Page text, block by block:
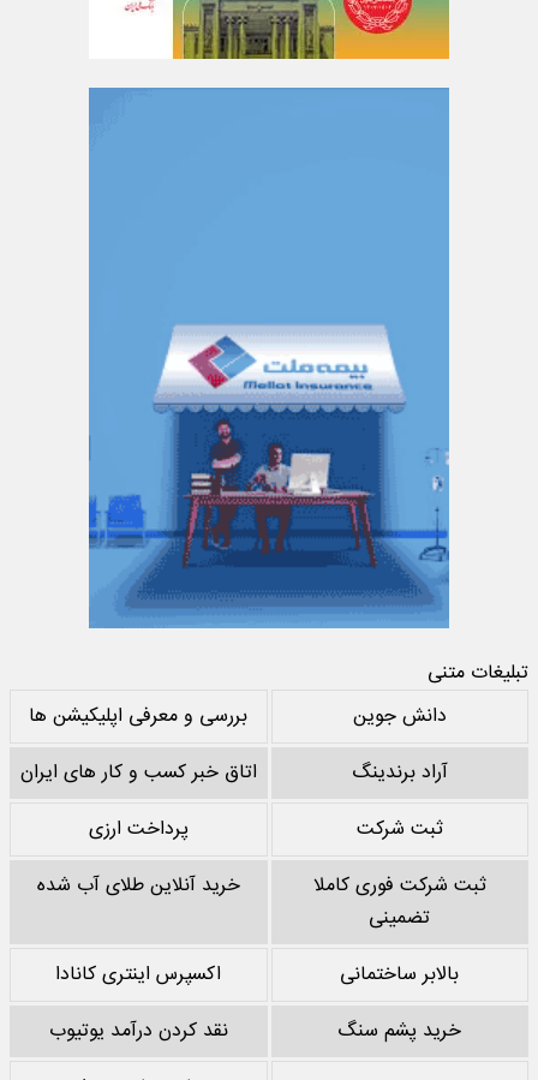
تبلیغات متنی
دانش جوین
بررسی و معرفی اپلیکیشن ها
آراد برندینگ
اتاق خبر کسب و کار های ایران
ثبت شرکت
پرداخت ارزی
ثبت شرکت فوری کاملا
تضمینی
خرید آنلاین طلای آب شده
بالابر ساختمانی
اکسپرس اینتری کانادا
خرید پشم سنگ
نقد کردن درآمد یوتیوب